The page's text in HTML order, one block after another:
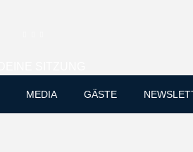
MEDIA GÄSTE